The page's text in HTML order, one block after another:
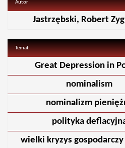
Autor
Jastrzębski, Robert
Temat
Great Depression in
nominalism
nominalizm
polityka
wielki kryzys